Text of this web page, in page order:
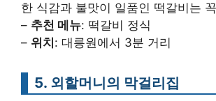
한 식감과 불맛이 일품인 떡갈비는
– 추천 메뉴: 떡갈비 정식
– 위치 : 대릉원에서 3분 거리
5. 외할머니의 막걸리집